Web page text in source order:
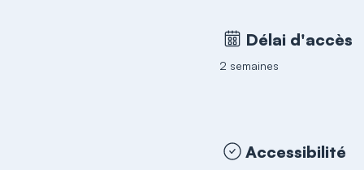
Délai d'accès
2 semaines
Accessibilité